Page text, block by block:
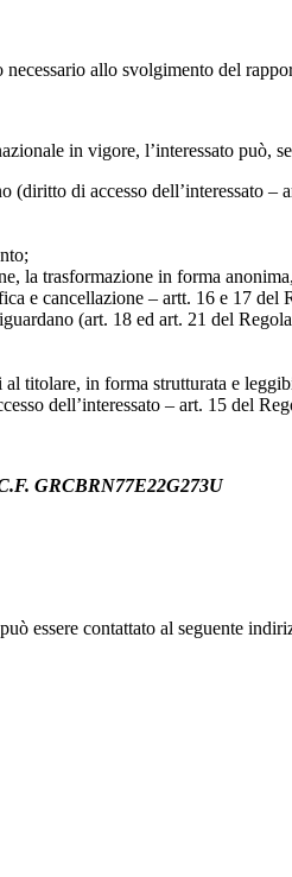
allo svolgimento del
in vigore, l’interessato
(diritto di accesso dell’interessato –
la trasformazione in forma
e cancellazione – artt. 16 e 17 del
(art. 18 ed art. 21 del
titolare, in forma strutturata e
dell’interessato – art. 15 del
GRCBRN77E22G273U
essere contattato al seguente